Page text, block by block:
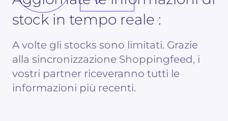
stock in tempo reale :
A volte gli stocks sono limitati. Grazie
alla sincronizzazione Shoppingfeed, i
vostri partner riceveranno tutti le
informazioni più recenti.